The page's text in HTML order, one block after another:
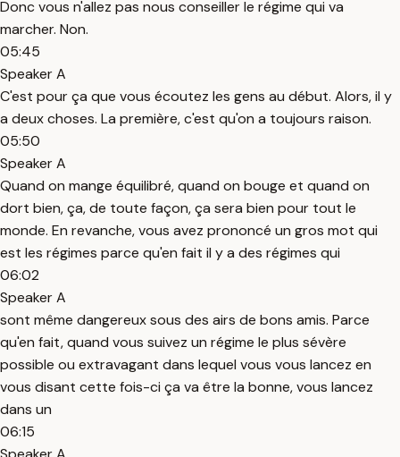
Donc vous n'allez pas nous conseiller le régime qui va
marcher. Non.
05:45
Speaker A
C'est pour ça que vous écoutez les gens au début. Alors, il y
a deux choses. La première, c'est qu'on a toujours raison.
05:50
Speaker A
Quand on mange équilibré, quand on bouge et quand on
dort bien, ça, de toute façon, ça sera bien pour tout le
monde. En revanche, vous avez prononcé un gros mot qui
est les régimes parce qu'en fait il y a des régimes qui
06:02
Speaker A
sont même dangereux sous des airs de bons amis. Parce
qu'en fait, quand vous suivez un régime le plus sévère
possible ou extravagant dans lequel vous vous lancez en
vous disant cette fois-ci ça va être la bonne, vous lancez
dans un
06:15